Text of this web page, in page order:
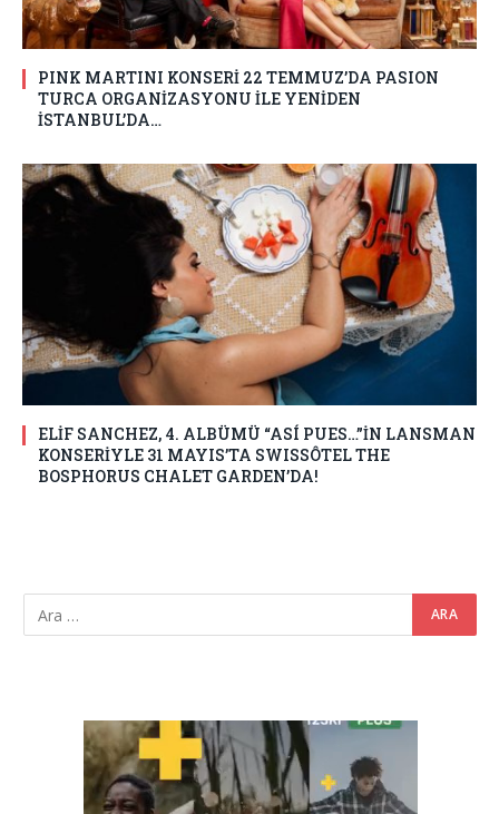
PINK MARTINI KONSERİ 22 TEMMUZ’DA PASION
TURCA ORGANİZASYONU İLE YENİDEN
İSTANBUL’DA…
ELİF SANCHEZ, 4. ALBÜMÜ “ASÍ PUES…”İN LANSMAN
KONSERİYLE 31 MAYIS’TA SWISSÔTEL THE
BOSPHORUS CHALET GARDEN’DA!
Video
oynatıcı